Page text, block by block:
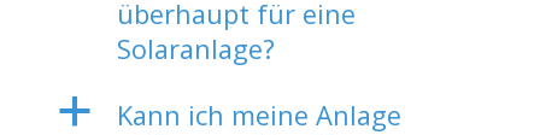
überhaupt für eine
Solaranlage?
a
Kann ich meine Anlage